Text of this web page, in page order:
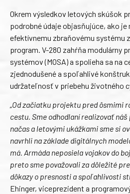
Okrem výsledkov letových skúšok
podrobné údaje objasňujúce, ako je
efektívnemu zbraňovému systému
program. V-280 zahŕňa modulárny
systémov (MOSA) a spolieha sa na
zjednodušené a spoľahlivé
udržateľnosť v priebehu životného
„Od začiatku projektu pred ôsmimi
cestu. Sme odhodlaní realizovať
načas a letovými ukážkami sme si
navrhli na základe digitálnych
má. Armáda neposiela vojakov do
preto sme považovali za dôležité
dôkazy o presnosti a spoľahlivosti
Ehinger, viceprezident a